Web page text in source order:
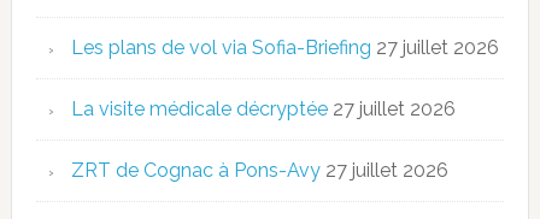
Les plans de vol via Sofia-Briefing 27 juillet 2026
La visite médicale décryptée 27 juillet 2026
ZRT de Cognac à Pons-Avy 27 juillet 2026